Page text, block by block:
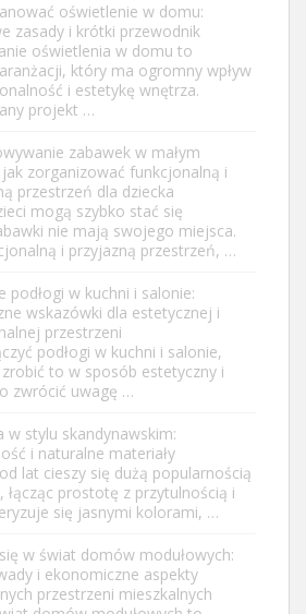
oświetlenie w domu:
zasady i krótki przewodnik
oświetlenia w domu to
który ma ogromny wpływ
i estetykę wnętrza.
projekt …
zabawek w małym
zorganizować funkcjonalną i
przestrzeń dla dziecka
mogą szybko stać się
nie mają swojego miejsca.
i przyjazną przestrzeń, …
podłogi w kuchni i salonie:
wskazówki dla estetycznej i
przestrzeni
podłogi w kuchni i salonie,
to w sposób estetyczny i
zwrócić uwagę …
w stylu skandynawskim:
i naturalne materiały
lat cieszy się dużą popularnością
łącząc prostotę z przytulnością i
się jasnymi kolorami, …
w świat domów modułowych:
i ekonomiczne aspekty
przestrzeni mieszkalnych